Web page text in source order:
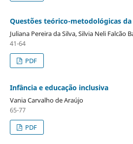
Questões teórico-metodológicas
Juliana Pereira da Silva, Silvia Neli Falcão
41-64
PDF
Infância e educação inclusiva
Vania Carvalho de Araújo
65-77
PDF